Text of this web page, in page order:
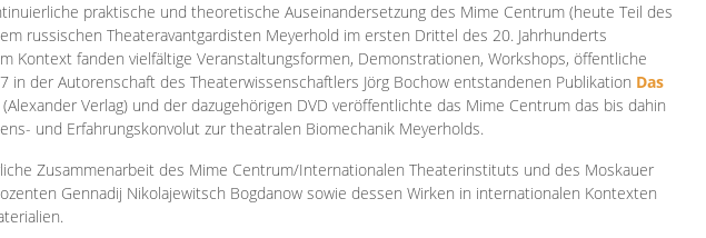
praktische und theoretische Auseinandersetzung des Mime Centrum (heute Teil des
russischen Theateravantgardisten Meyerhold im ersten Drittel des 20. Jahrhunderts
Kontext fanden vielfältige Veranstaltungsformen, Demonstrationen, Workshops, öffentliche
in der Autorenschaft des Theaterwissenschaftlers Jörg Bochow entstandenen Publikation Das
(Alexander Verlag) und der dazugehörigen DVD veröffentlichte das Mime Centrum das bis dahin
und Erfahrungskonvolut zur theatralen Biomechanik Meyerholds.
Zusammenarbeit des Mime Centrum/Internationalen Theaterinstituts und des Moskauer
Gennadij Nikolajewitsch Bogdanow sowie dessen Wirken in internationalen Kontexten